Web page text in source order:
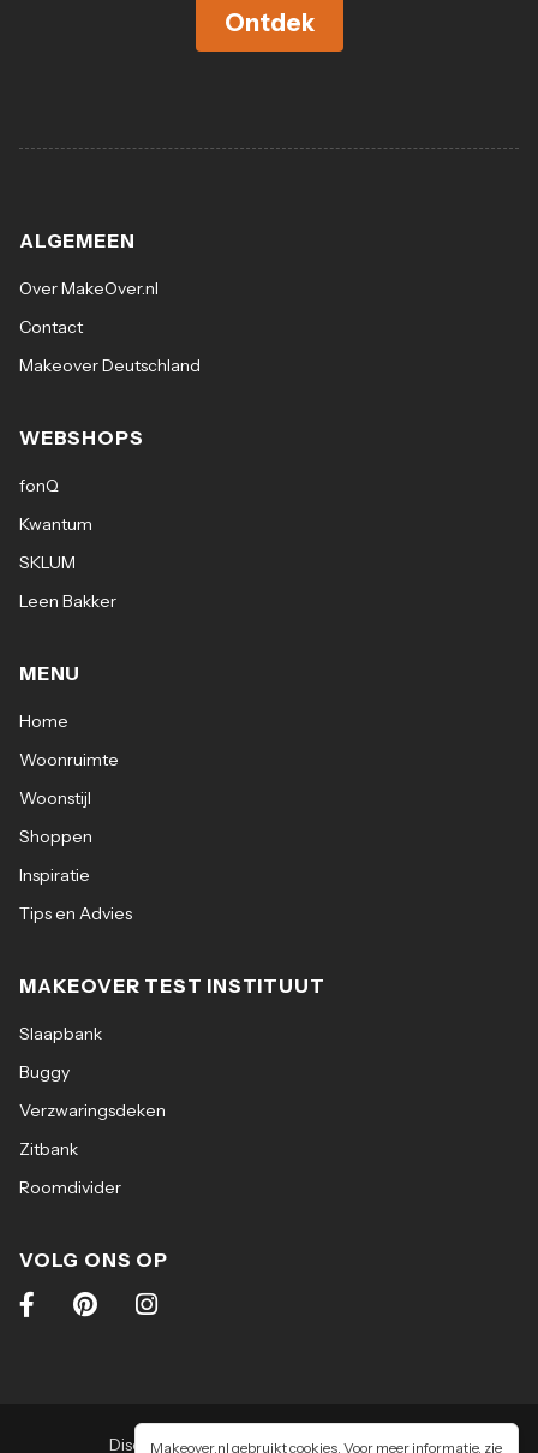
Makeover.nl gebruikt cookies. Voor meer informatie, zie
Ontdek
ALGEMEEN
Over MakeOver.nl
Contact
Makeover Deutschland
WEBSHOPS
fonQ
Kwantum
SKLUM
Leen Bakker
MENU
Home
Woonruimte
Woonstijl
Shoppen
Inspiratie
Tips en Advies
MAKEOVER TEST INSTITUUT
Slaapbank
Buggy
Verzwaringsdeken
Zitbank
Roomdivider
VOLG ONS OP
Disclaimer | Algemene voorwaarden |